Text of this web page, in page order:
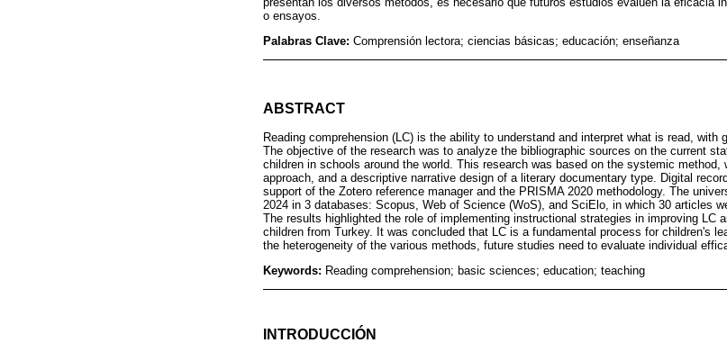
o ensayos.
Palabras Clave: Comprensión lectora; ciencias básicas; educación; enseñanza
ABSTRACT
Reading comprehension (LC) is the ability to understand and interpret what is read,
The objective of the research was to analyze the bibliographic sources on the current
children in schools around the world. This research was based on the systemic
approach, and a descriptive narrative design of a literary documentary type. Digital
support of the Zotero reference manager and the PRISMA 2020 methodology. The
2024 in 3 databases: Scopus, Web of Science (WoS), and SciElo, in which 30 articles
The results highlighted the role of implementing instructional strategies in improving LC
children from Turkey. It was concluded that LC is a fundamental process for children's
the heterogeneity of the various methods, future studies need to evaluate individual
Keywords: Reading comprehension; basic sciences; education; teaching
INTRODUCCIÓN